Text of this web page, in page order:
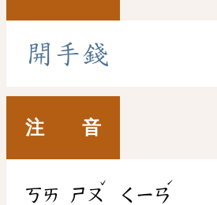
開 手錢
注 音
ㄎㄞ ㄕㄡ
ˇ
ㄑㄧㄢ
ˊ